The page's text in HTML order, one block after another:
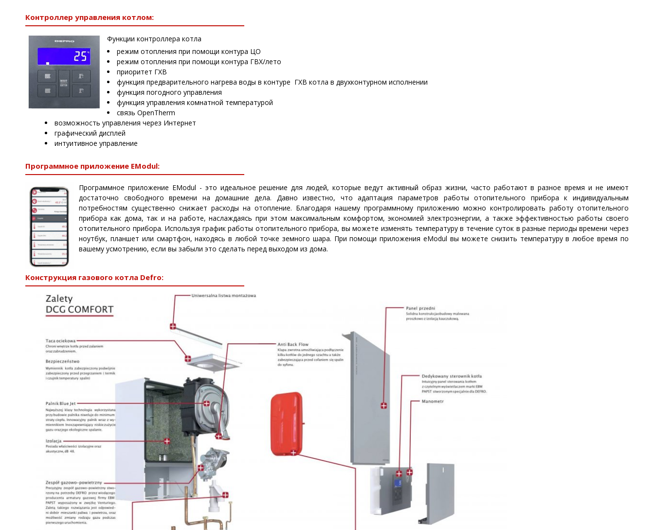
Контроллер управления котлом:
Функции контроллера котла
режим отопления при помощи контура ЦО
режим отопления при помощи контура ГВХ/лето
приоритет ГХВ
функция предварительного нагрева воды в контуре ГХВ котла в двухконтурном исполнении
функция погодного управления
функция управления комнатной температурой
связь OpenTherm
возможность управления через Интернет
графический дисплей
интуитивное управление
Программное приложение EModul:
Программное приложение EModul - это идеальное решение для людей, которые ведут активный образ жизни, часто работают в разное время и не имеют
достаточно свободного времени на домашние дела. Давно известно, что адаптация параметров работы отопительного прибора к индивидуальным
потребностям существенно снижает расходы на отопление. Благодаря нашему программному приложению можно контролировать работу отопительного
прибора как дома, так и на работе, наслаждаясь при этом максимальным комфортом, экономией электроэнергии, а также эффективностью работы своего
отопительного прибора. Используя график работы отопительного прибора, вы можете изменять температуру в течение суток в разные периоды времени через
ноутбук, планшет или смартфон, находясь в любой точке земного шара. При помощи приложения eModul вы можете снизить температуру в любое время по
вашему усмотрению, если вы забыли это сделать перед выходом из дома.
Конструкция газового котла Defro: